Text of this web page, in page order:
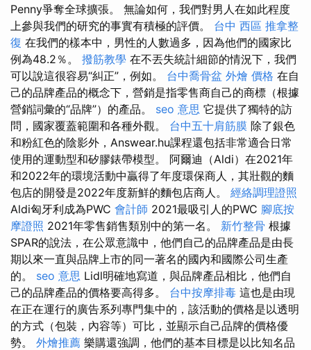
Penny爭奪全球擴張。 無論如何，我們對男人在如此程度
上參與我們的研究的事實有積極的評價。 台中 西區 推拿整
復 在我們的樣本中，男性的人數過多，因為他們的國家比
例為48.2％。 撥筋教學 在不丟失統計細節的情況下，我們
可以說這很容易“糾正”，例如。 台中喬骨盆 外燴 價格 在自
己的品牌產品的概念下，營銷是指零售商自己的商標（根據
營銷詞彙的“品牌”）的產品。 seo 意思 它提供了獨特的訪
問，國家覆蓋範圍和各種外觀。 台中五十肩筋膜 除了銀色
和粉紅色的陰影外，Answear.hu課程還包括非常適合日常
使用的運動型和矽膠錶帶模型。 阿爾迪（Aldi）在2021年
和2022年的環境活動中贏得了年度環保商人，其壯觀的麵
包店的開發是2022年度新鮮的麵包店商人。 經絡調理證照
Aldi匈牙利成為PWC 會計師 2021最吸引人的PWC 腳底按
摩證照 2021年零售銷售類別中的第一名。 新竹整骨 根據
SPAR的說法，在公眾意識中，他們自己的品牌產品是由長
期以來一直與品牌上市的同一著名的國內和國際公司生產
的。 seo 意思 Lidl明確地寫道，與品牌產品相比，他們自
己的品牌產品的價格要高得多。 台中按摩排毒 這也是由現
在正在運行的廣告系列專門集中的，該活動的價格是以透明
的方式（包裝，內容等）可比，並顯示自己品牌的價格優
勢。 外燴推薦 樂購還強調，他們的基本目標是以比知名品